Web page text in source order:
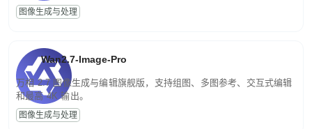
图像生成与处理
Wan2.7-Image-Pro
万相 2.7 图像生成与编辑旗舰版，支持组图、多图参考、交互式编辑
和最高 4K 输出。
图像生成与处理